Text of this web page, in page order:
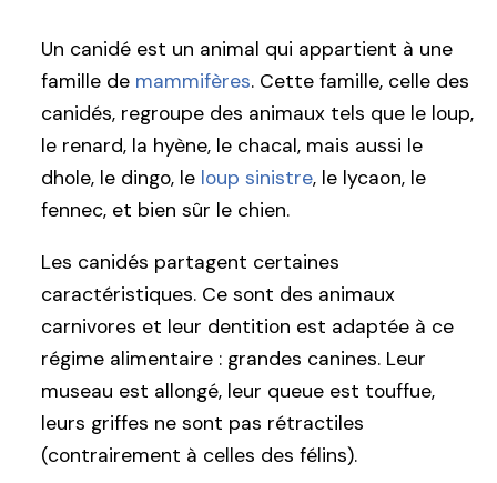
Un canidé est un animal qui appartient à une
famille de mammifères. Cette famille, celle des
canidés, regroupe des animaux tels que le loup,
le renard, la hyène, le chacal, mais aussi le
dhole, le dingo, le loup sinistre, le lycaon, le
fennec, et bien sûr le chien.
Les canidés partagent certaines
caractéristiques. Ce sont des animaux
carnivores et leur dentition est adaptée à ce
régime alimentaire : grandes canines. Leur
museau est allongé, leur queue est touffue,
leurs griffes ne sont pas rétractiles
(contrairement à celles des félins).